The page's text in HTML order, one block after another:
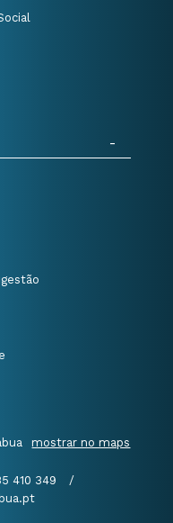
mostrar no maps
410 349
/